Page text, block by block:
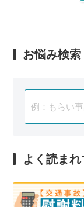
お悩み検索
よく読ま